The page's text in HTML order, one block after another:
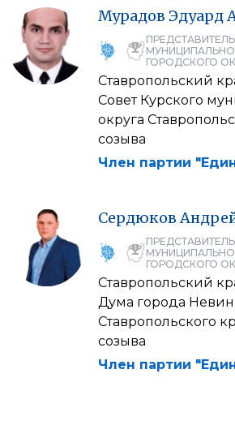
Мурадов Эдуард
ГОРОДСКОГО
Ставропольский
Совет Курского
округа
созыва
Член партии
Сердюков
ГОРОДСКОГО
Ставропольский
Дума города
Ставропольского
созыва
Член партии